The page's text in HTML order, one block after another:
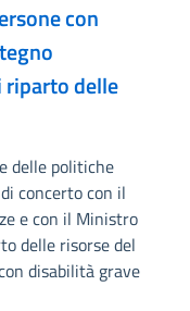
con
riparto delle
delle politiche
concerto con il
e con il Ministro
delle risorse del
disabilità grave